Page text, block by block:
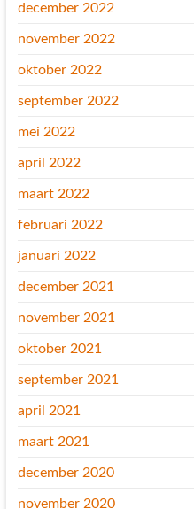
december 2022
november 2022
oktober 2022
september 2022
mei 2022
april 2022
maart 2022
februari 2022
januari 2022
december 2021
november 2021
oktober 2021
september 2021
april 2021
maart 2021
december 2020
november 2020